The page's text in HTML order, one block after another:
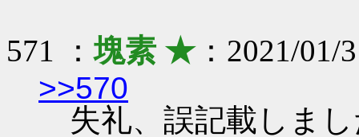
571 ：塊素 ★：2021/01/
>>570
失礼、誤記載しまし